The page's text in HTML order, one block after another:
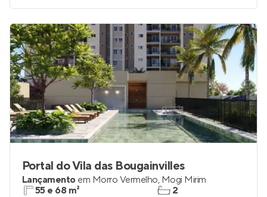
Portal do Vila das Bougainvilles
Lançamento em Morro Vermelho, Mogi Mirim
55 e 68 m²
2